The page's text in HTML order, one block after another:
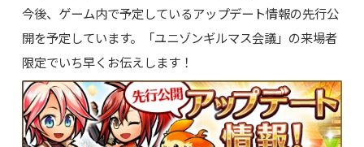
今後、ゲーム内で予定しているアップデート情報の先行公
開を予定しています。「ユニゾンギルマス会議」の来場者
限定でいち早くお伝えします！